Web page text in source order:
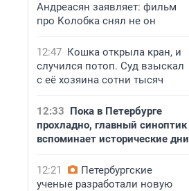
Андреасян заявляет: фильм
про Колобка снял не он
12:47 Кошка открыла кран, и
случился потоп. Суд взыскал
с её хозяина сотни тысяч
12:33 Пока в Петербурге
прохладно, главный синоптик
вспоминает исторические дни
12:21
Петербургские
ученые разработали новую